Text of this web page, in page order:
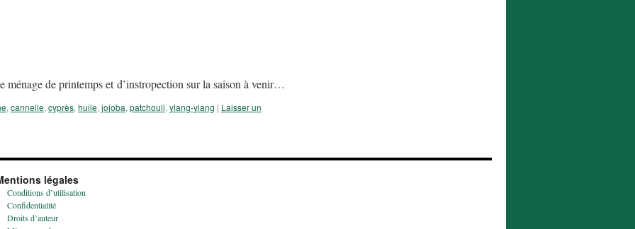
ménage de printemps et d’instropection sur la saison à venir…
, cannelle, cyprès, huile, jojoba, patchouli, ylang-ylang | Laisser un
légales
Conditions d’utilisation
Confidentialité
Droits d’auteur